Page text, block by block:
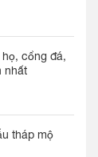
cổng đá,
nhất
tháp mộ